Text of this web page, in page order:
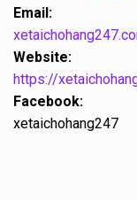
Email:
Website:
https://
Facebook:
xetaichohang247